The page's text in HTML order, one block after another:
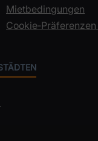
Mietbedingungen